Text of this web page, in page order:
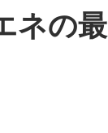
ネの最